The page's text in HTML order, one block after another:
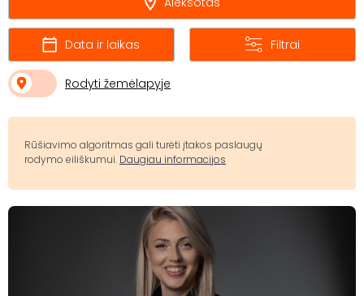
Data ir laikas Filtrai
Rodyti žemėlapyje
Rūšiavimo algoritmas gali turėti įtakos paslaugų
rodymo eiliškumui. Daugiau informacijos